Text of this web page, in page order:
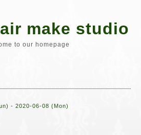
make studio
to our homepage
- 2020-06-08 (Mon)